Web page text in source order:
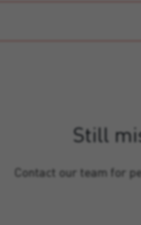
Still
Contact our team for